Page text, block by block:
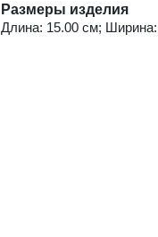
Размеры изделия
Длина: 15.00 см; Ширина: